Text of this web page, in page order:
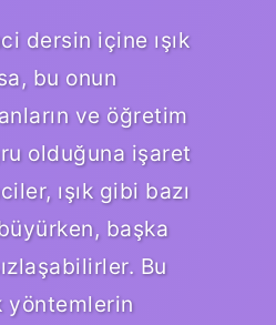
dersin içine ışık
bu onun
ve öğretim
olduğuna işaret
ışık gibi bazı
başka
Bu
yöntemlerin